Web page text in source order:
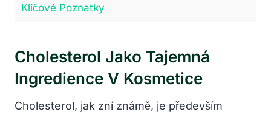
Klíčové Poznatky
Cholesterol Jako Tajemná
Ingredience V Kosmetice
Cholesterol, jak zní známě, je především